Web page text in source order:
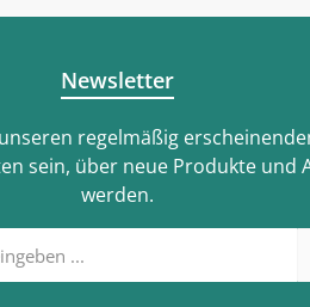
Newsletter
regelmäßig
sein, über neue Produkte und
werden.